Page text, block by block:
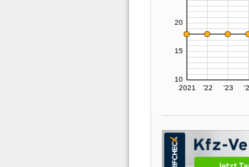
2021 '22 '23
10
15
20